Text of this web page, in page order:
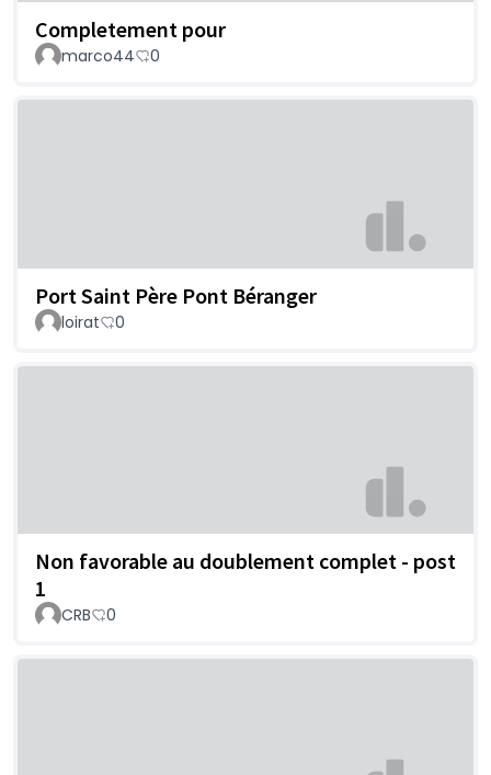
Completement pour
marco44 0
Port Saint Père Pont Béranger
loirat 0
Non favorable au doublement complet - post
1
CRB 0